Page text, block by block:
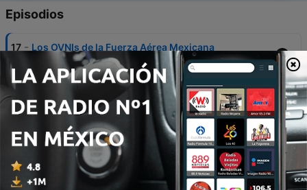
Episodios
17 - Los OVNIs de la Fuerza Aérea Mexicana
07 nov. 2024
16
Los Cielos Misteriosos de México: De Acapulco a
Ciudad Juárez
06 nov. 2024
15 - Conmoción en Chihuahua: El OVNI de Puerto
05 nov. 2024